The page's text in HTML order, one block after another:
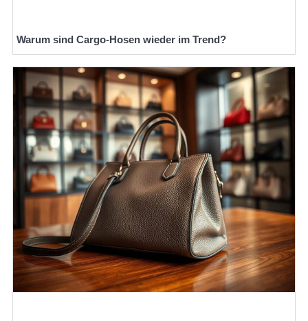
Warum sind Cargo-Hosen wieder im Trend?